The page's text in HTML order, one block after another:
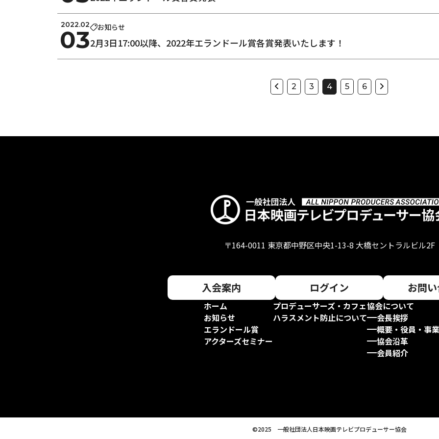
2022.02
03 お知らせ
2月3日17:00以降、2022年エランドール賞各賞発表いたします！
2 3 4 5 6
〒164-0011 東京都中野区中央1-13-8 大橋セントラルビル2F
入会案内 ログイン お問
ホーム
お知らせ
エランドール賞
アクターズセミナー
プロデューサーズ・カフェ
ハラスメント防止について
協会について
会長挨拶
概要・役員・事
協会沿革
会員紹介
©2025 一般社団法人日本映画テレビプロデューサー協会